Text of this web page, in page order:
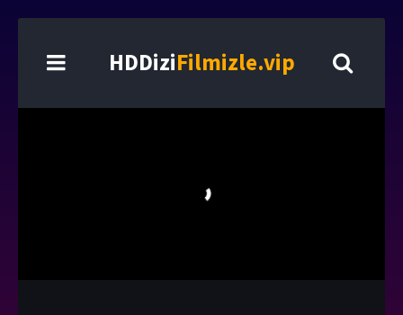
HDDiziFilmizle.vip